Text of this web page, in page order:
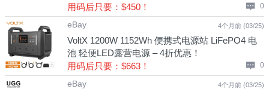
用码后只要：$450！
0
4个月前 (03/25)
eBay
VoltX 1200W 1152Wh 便携式电源站 LiFePO4 电
池 轻便LED露营电源 – 4折优惠！
用码后只要：$663！
0
4个月前 (03/25)
eBay